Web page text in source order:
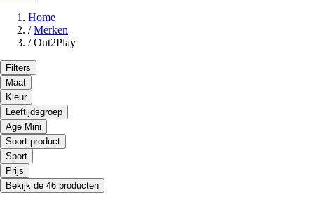
Home
/ Merken
/ Out2Play
Filters
Maat
Kleur
Leeftijdsgroep
Age Mini
Soort product
Sport
Prijs
Bekijk de 46 producten